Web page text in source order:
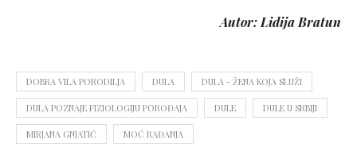
Autor: Lidija Bratun
DOBRA VILA PORODILJA DULA DULA - ŽENA KOJA SLUŽI
DULA POZNAJE FIZIOLOGIJU POROĐAJA DULE DULE U SRBIJI
MIRJANA GNJATIĆ MOĆ RAĐANJA